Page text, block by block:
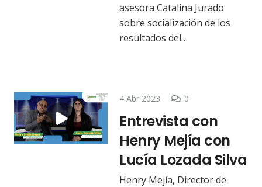
asesora Catalina Jurado
sobre socialización de los
resultados del…
4 Abr 2023 0
Entrevista con
Henry Mejía con
Lucía Lozada Silva
Henry Mejía, Director de